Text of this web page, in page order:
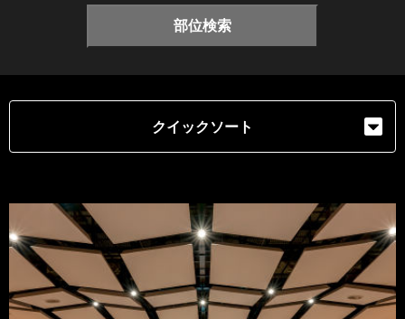
部位検索
クイックソート